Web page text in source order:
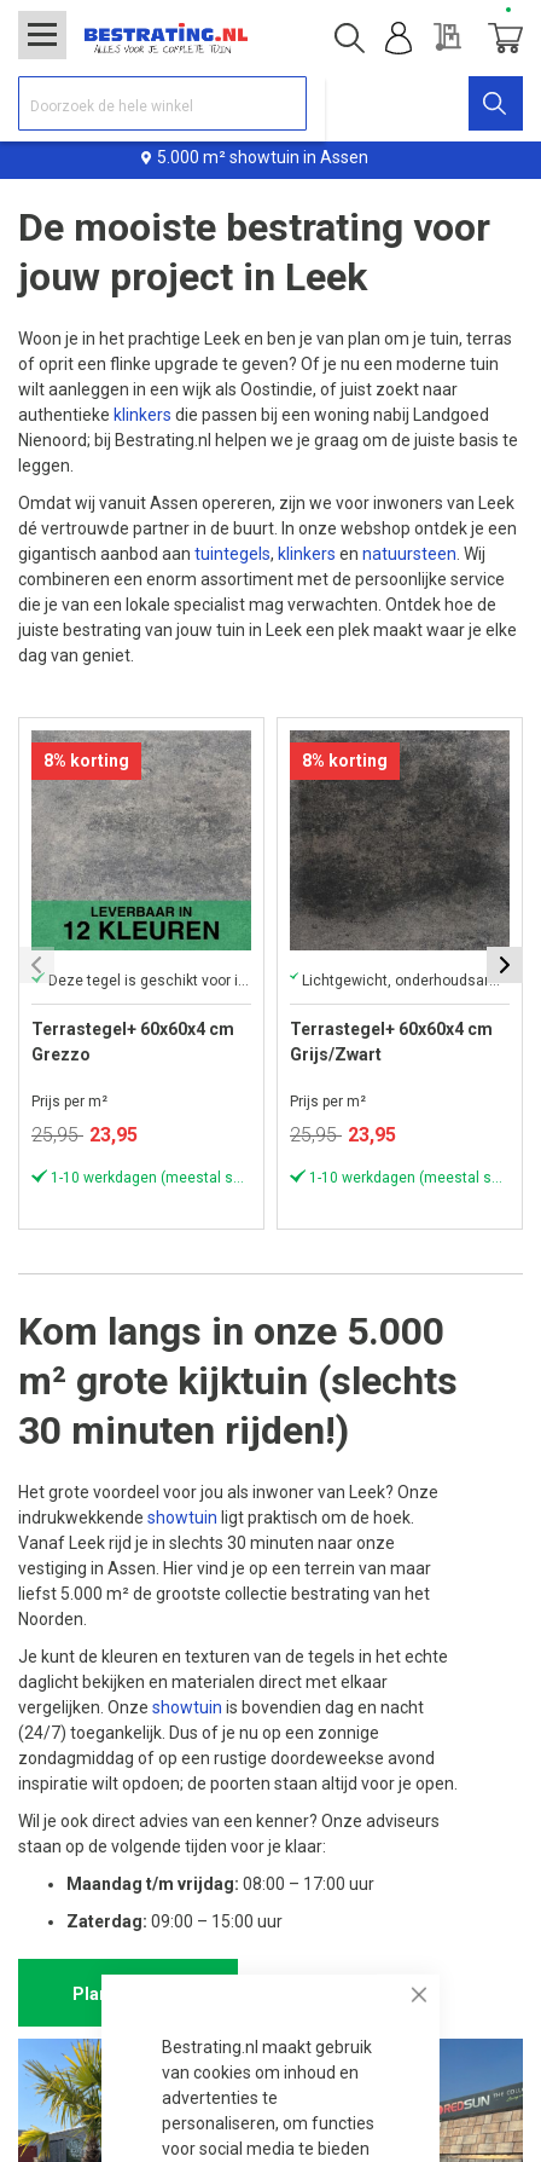
Bestrating.nl maakt gebruik
van cookies om inhoud en
advertenties te
personaliseren, om functies
voor social media te bieden
5.000 m² showtuin in Assen
Offerte
De mooiste bestrating voor
jouw project in Leek
Woon je in het prachtige Leek en ben je van plan om je tuin, terras
of oprit een flinke upgrade te geven? Of je nu een moderne tuin
wilt aanleggen in een wijk als Oostindie, of juist zoekt naar
authentieke klinkers die passen bij een woning nabij Landgoed
Nienoord; bij Bestrating.nl helpen we je graag om de juiste basis te
leggen.
Omdat wij vanuit Assen opereren, zijn we voor inwoners van Leek
dé vertrouwde partner in de buurt. In onze webshop ontdek je een
gigantisch aanbod aan tuintegels, klinkers en natuursteen . Wij
combineren een enorm assortiment met de persoonlijke service
die je van een lokale specialist mag verwachten. Ontdek hoe de
juiste bestrating van jouw tuin in Leek een plek maakt waar je elke
dag van geniet.
8% korting
Deze tegel is geschikt voor iedere tuin!
Terrastegel+ 60x60x4 cm
Grezzo
Prijs per m²
25,95 Speciale
23,95
8% korting
Lichtgewicht, onderhoudsarm en direct af te halen in onze winkel
Terrastegel+ 60x60x4 cm
Grijs/Zwart
Prijs per m²
25,95 Speciale
23,95
Kom langs in onze 5.000
m² grote kijktuin (slechts
30 minuten rijden!)
Het grote voordeel voor jou als inwoner van Leek? Onze
indrukwekkende showtuin ligt praktisch om de hoek.
Vanaf Leek rijd je in slechts 30 minuten naar onze
vestiging in Assen. Hier vind je op een terrein van maar
liefst 5.000 m² de grootste collectie bestrating van het
Noorden.
Je kunt de kleuren en texturen van de tegels in het echte
daglicht bekijken en materialen direct met elkaar
vergelijken. Onze showtuin is bovendien dag en nacht
(24/7) toegankelijk. Dus of je nu op een zonnige
zondagmiddag of op een rustige doordeweekse avond
inspiratie wilt opdoen; de poorten staan altijd voor je open.
Wil je ook direct advies van een kenner? Onze adviseurs
staan op de volgende tijden voor je klaar:
Maandag t/m vrijdag: 08:00 – 17:00 uur
Zaterdag: 09:00 – 15:00 uur
Plan afspraak